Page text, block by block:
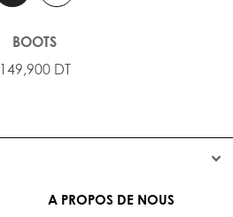
BOOTS
149,900 DT


A PROPOS DE NOUS